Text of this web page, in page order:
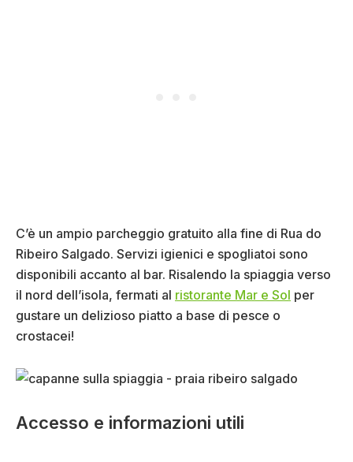
C’è un ampio parcheggio gratuito alla fine di Rua do
Ribeiro Salgado. Servizi igienici e spogliatoi sono
disponibili accanto al bar. Risalendo la spiaggia verso
il nord dell’isola, fermati al ristorante Mar e Sol per
gustare un delizioso piatto a base di pesce o
crostacei!
Accesso e informazioni utili